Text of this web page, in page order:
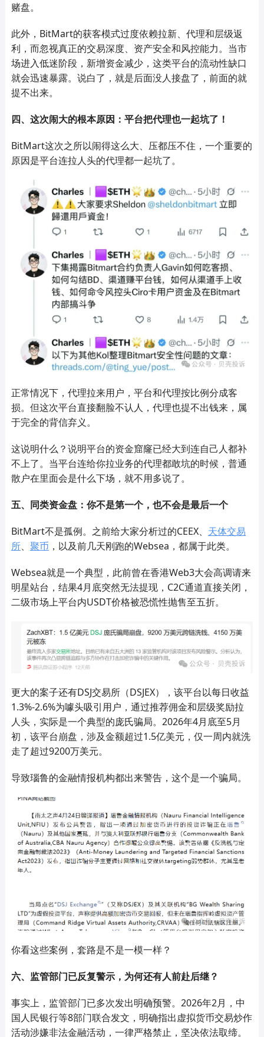
赌盘。
此外，BitMart的获客模式过度依赖拉新、代理和层级返
利，而忽视真正的交易深度、资产安全和风控能力。当市
场进入低迷阶段，新增资金减少，这类平台的流动性缺口
就会迅速暴露。 说白了，就是后面没人接盘了，前面的就
提不出来。
四、这次闹大的根本原因：平台把代理也一起坑了 ！
BitMart这次之所以闹得这么大、压都压不住，一个重要的
原因是平台连拉人头的代理都一起坑了。
正常情况下，代理拉来用户，平台和代理按比例分成客
损。但这次平台直接翻脸不认人，代理也提不出钱来，属
于完全的背信弃义。
这说明什么？说明平台的资金窟窿已经大到连自己人都补
不上了。当平台连给你拉业务的代理都敢坑的时候，普通
散户在里面会是什么下场，就不用多说了。
五、同类资金盘：你不是第一个，也不会是最后一个
BitMart不是孤例。之前给大家分析过的CEEX、 天体交易
所、 聚币 ，以及前几天刚跑的Websea，都属于此类。
Websea就是一个典型，此前曾在香港Web3大会高调请来
明星站台，结果4月底突然无法提现，C2C通道直接关闭，
二级市场上平台内USDT价格被恐慌性抛售至五折。
更大的案子还有DSJ交易所（DSJEX），该平台以每日收益
1.3%-2.6%为噱头吸引用户，通过推荐佣金和层级奖励拉
人头，实际是一个典型的庞氏骗局。2026年4月底至5月
初，该平台崩盘，涉及金额超过1.5亿美元，仅一周内就洗
走了超过9200万美元。
导致瑙鲁的金融情报机构都出来警告，这个是一个骗局。
你看这些案例，套路是不是一模一样？
六、监管部门已反复警示，为何还有人前赴后继？
事实上，监管部门已多次发出明确预警。2026年2月，中
国人民银行等8部门联合发文，明确指出虚拟货币交易炒作
活动涉嫌非法金融活动，一律严格禁止，坚决依法取缔。